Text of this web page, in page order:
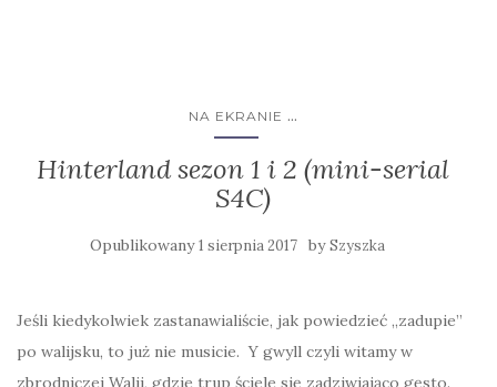
NA EKRANIE ...
Hinterland sezon 1 i 2 (mini-serial
S4C)
Opublikowany1 sierpnia 2017 bySzyszka
Jeśli kiedykolwiek zastanawialiście, jak powiedzieć „zadupie”
po walijsku, to już nie musicie. Y gwyll czyli witamy w
zbrodniczej Walii, gdzie trup ściele się zadziwiająco gęsto.